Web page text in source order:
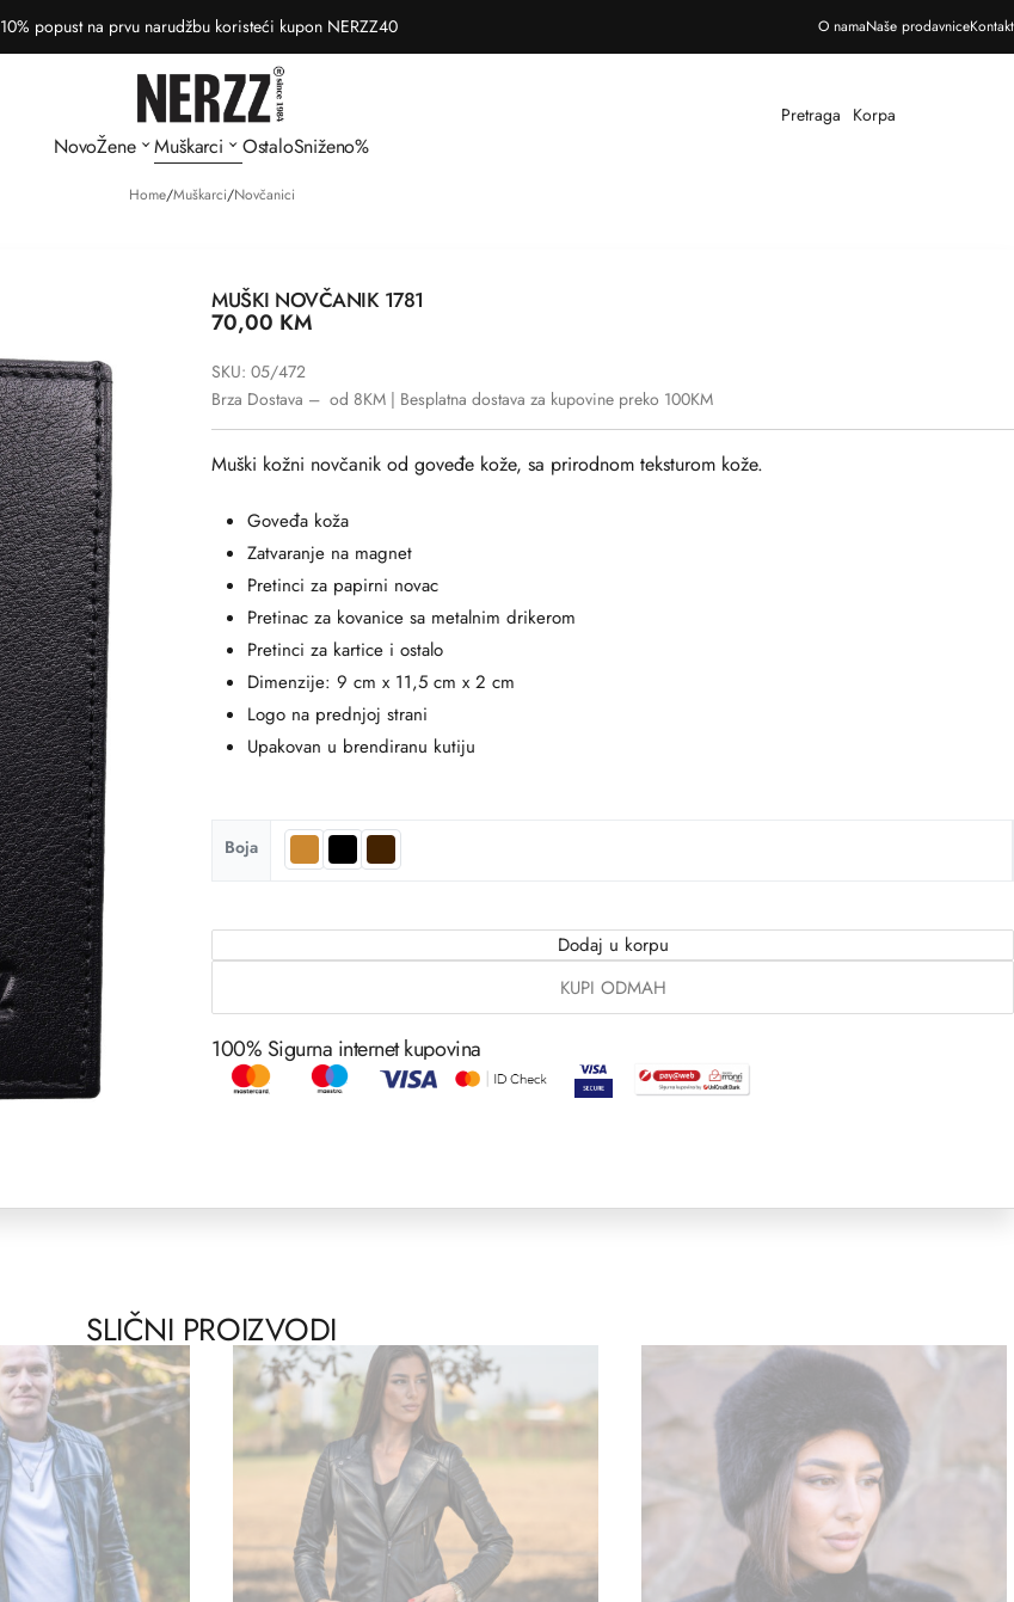
10% popust na prvu narudžbu koristeći kupon NERZZ40 Besplatna dostava za sve narudžbe iznad 100 KM
O namaNaše prodavniceKontakt
NovoŽene Muškarci OstaloSniženo%
Pretraga Korpa
Home/Muškarci/Novčanici
MUŠKI NOVČANIK 1781
70,00 KM
SKU: 05/472
Brza Dostava – od 8KM | Besplatna dostava za kupovine preko 100KM
Muški kožni novčanik od goveđe kože, sa prirodnom teksturom kože.
Goveđa koža
Zatvaranje na magnet
Pretinci za papirni novac
Pretinac za kovanice sa metalnim drikerom
Pretinci za kartice i ostalo
Dimenzije: 9 cm x 11,5 cm x 2 cm
Logo na prednjoj strani
Upakovan u brendiranu kutiju
Boja
Dodaj u korpu
KUPI ODMAH
100% Sigurna internet kupovina
SLIČNI PROIZVODI